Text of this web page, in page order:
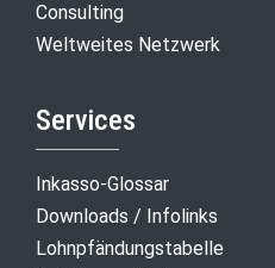
Consulting
Weltweites Netzwerk
Services
Inkasso-Glossar
Downloads / Infolinks
Lohnpfändungstabelle